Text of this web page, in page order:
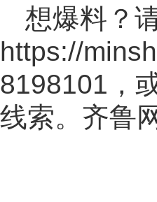
想爆料？
https://
8198101，
线索。齐鲁